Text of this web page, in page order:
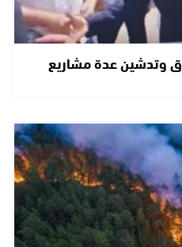
وتدشين عدة مشاريع